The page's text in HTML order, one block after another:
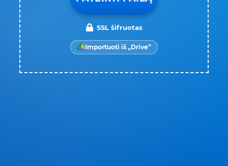
SSL šifruotas
Importuoti iš „Drive“